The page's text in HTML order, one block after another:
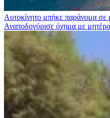
Αυτοκίνητο μπήκε παράνομα
Αναποδογύρισε όχημα με μητέρα